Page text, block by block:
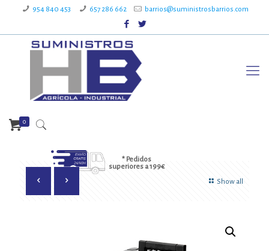
954 840 453 657 286 662 barrios@suministrosbarrios.com
* Pedidos
superiores a 199€
0
Show all